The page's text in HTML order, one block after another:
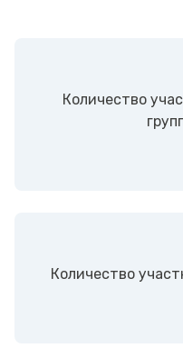
Количество
Количество